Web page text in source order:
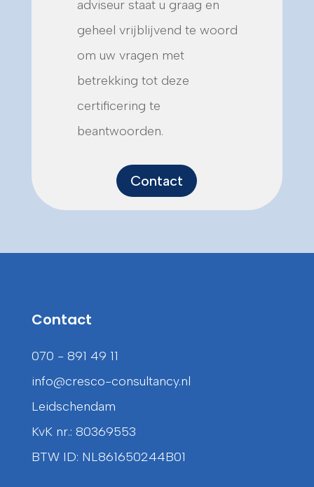
adviseur staat u graag en
geheel vrijblijvend te woord
om uw vragen met
betrekking tot deze
certificering te
beantwoorden.
Contact
Contact
070 - 891 49 11
info@cresco-consultancy.nl
Leidschendam
KvK nr.: 80369553
BTW ID: NL861650244B01